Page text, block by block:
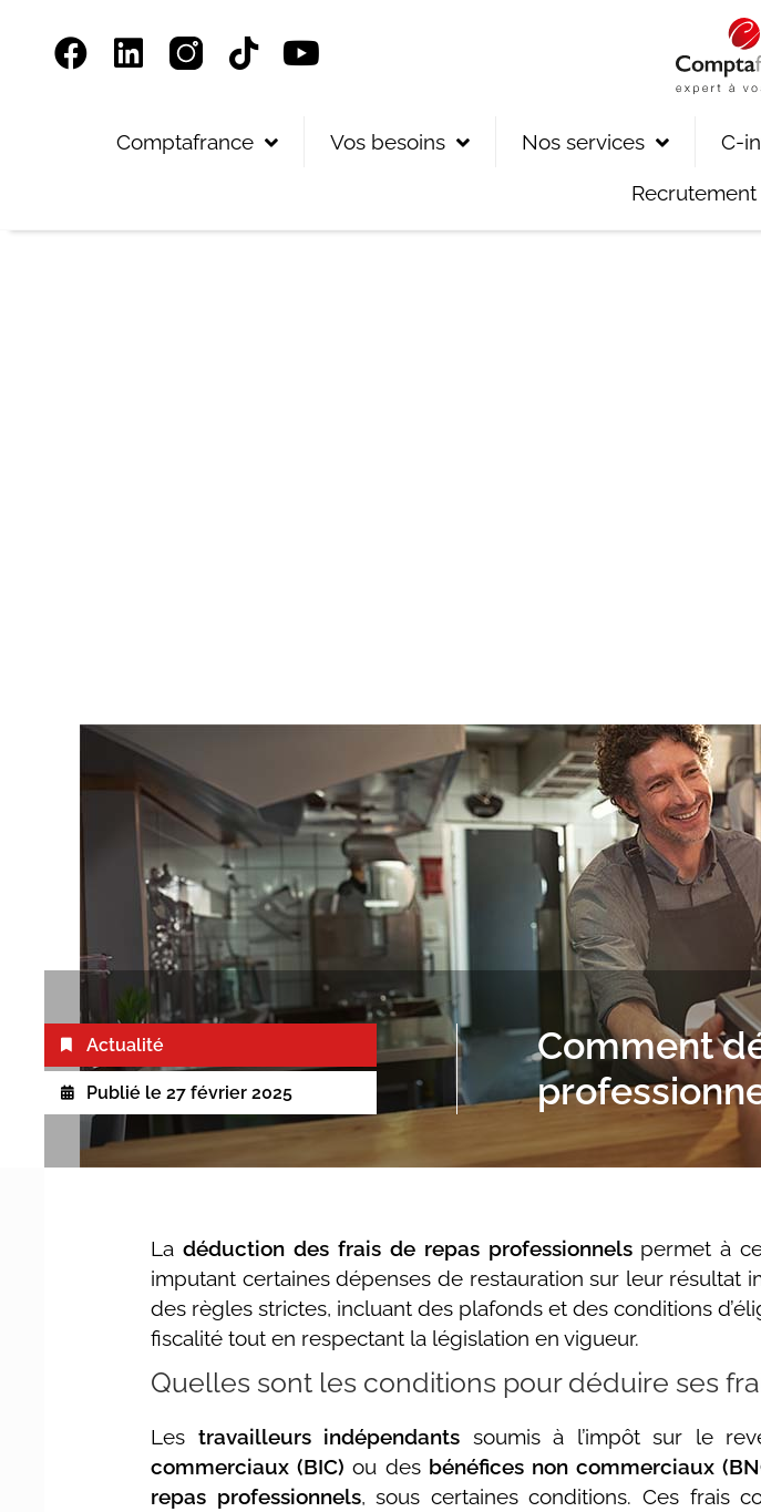
Comptafrance Vos besoins Nos services C-
Recrutement
Actualité
Publié le 27 février 2025
Comment
Ladéduction des frais de repas professionnelspermet à
imputant certaines dépenses de restauration sur leur résultat
des règles strictes, incluant des plafonds et des conditions
fiscalité tout en respectant la législation en vigueur.
Quelles sont les conditions pour déduire ses
Les travailleurs indépendants soumis à l’impôt sur le
commerciaux (BIC) ou des bénéfices non commerciaux
repas professionnels, sous certaines conditions. Ces frais